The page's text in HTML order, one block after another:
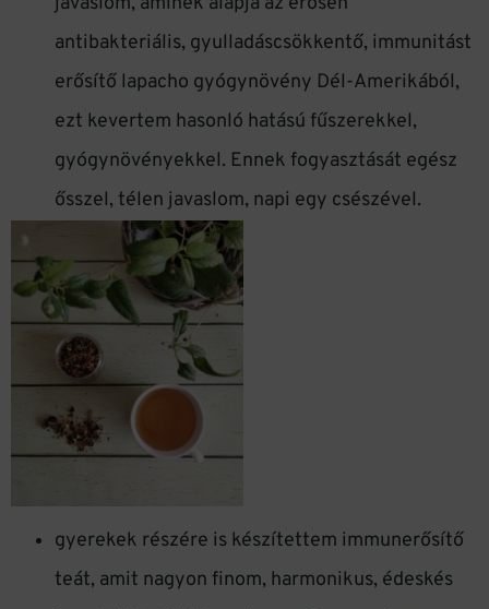
antibakteriális, gyulladáscsökkentő, immunitást
erősítő lapacho gyógynövény Dél-Amerikából,
ezt kevertem hasonló hatású fűszerekkel,
gyógynövényekkel. Ennek fogyasztását egész
ősszel, télen javaslom, napi egy csészével.
gyerekek részére is készítettem immunerősítő
teát, amit nagyon finom, harmonikus, édeskés